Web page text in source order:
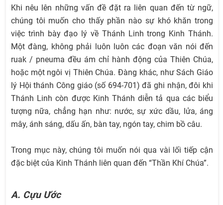
Khi nêu lên những vấn đề đặt ra liên quan đến từ ngữ,
chúng tôi muốn cho thấy phần nào sự khó khăn trong
việc trình bày đạo lý về Thánh Linh trong Kinh Thánh.
Một đàng, không phải luôn luôn các đoạn văn nói đến
ruak / pneuma đều ám chỉ hành động của Thiên Chúa,
hoặc một ngôi vị Thiên Chúa. Đàng khác, như Sách Giáo
lý Hội thánh Công giáo (số 694-701) đã ghi nhận, đôi khi
Thánh Linh còn được Kinh Thánh diễn tả qua các biểu
tượng nữa, chẳng hạn như: nước, sự xức dầu, lửa, áng
mây, ánh sáng, dấu ấn, bàn tay, ngón tay, chim bồ câu.
Trong mục này, chúng tôi muốn nói qua vài lối tiếp cận
đặc biệt của Kinh Thánh liên quan đến “Thần Khí Chúa”.
A. Cựu Ước